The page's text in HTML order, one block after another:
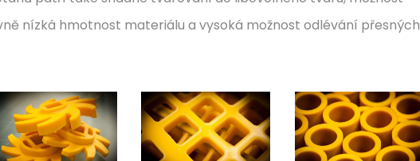
nízká hmotnost materiálu a vysoká možnost odlévání přesných